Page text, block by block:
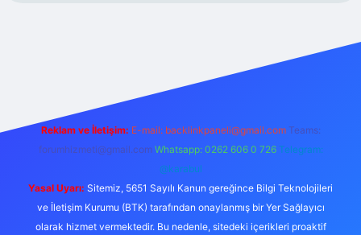
Reklam ve İletişim: E-mail: backlinkpaneli@gmail.com Teams:
forumhizmeti@gmail.com Whatsapp: 0262 606 0 726 Telegram:
@karabul
Yasal Uyarı: Sitemiz, 5651 Sayılı Kanun gereğince Bilgi Teknolojileri
ve İletişim Kurumu (BTK) tarafından onaylanmış bir Yer Sağlayıcı
olarak hizmet vermektedir. Bu nedenle, sitedeki içerikleri proaktif